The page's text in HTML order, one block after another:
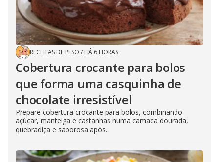
RECEITAS DE PESO / HÁ 6 HORAS
Cobertura crocante para bolos
que forma uma casquinha de
chocolate irresistível
Prepare cobertura crocante para bolos, combinando
açúcar, manteiga e castanhas numa camada dourada,
quebradiça e saborosa após...